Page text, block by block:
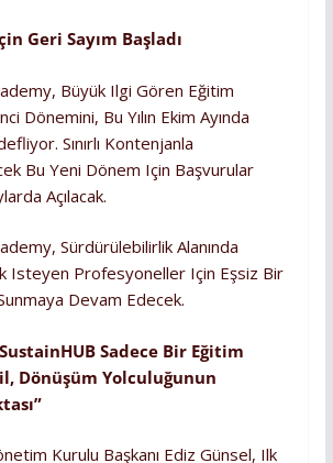
Geri Sayım Başladı
Büyük Ilgi Gören Eğitim
Dönemini, Bu Yılın Ekim Ayında
Sınırlı Kontenjanla
Bu Yeni Dönem Için Başvurular
Açılacak.
Sürdürülebilirlik Alanında
Isteyen Profesyoneller Için Eşsiz Bir
Devam Edecek.
Sadece Bir Eğitim
Dönüşüm Yolculuğunun
Kurulu Başkanı Ediz Günsel, Ilk